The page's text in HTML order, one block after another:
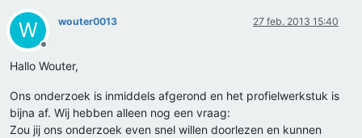
W
Offline
wouter0013 27 feb. 2013 15:40
Hallo Wouter,
Ons onderzoek is inmiddels afgerond en het profielwerkstuk is
bijna af. Wij hebben alleen nog een vraag:
Zou jij ons onderzoek even snel willen doorlezen en kunnen